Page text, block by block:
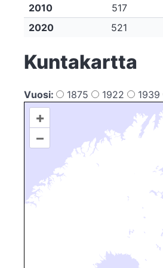
2010 517
2020
521
Kuntakartta
Vuosi: 1875 1922 1939
+
–